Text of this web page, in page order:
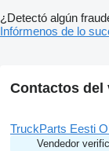
¿Detectó algún
Infórmenos de lo
Contactos del
TruckParts Eesti
Vendedor